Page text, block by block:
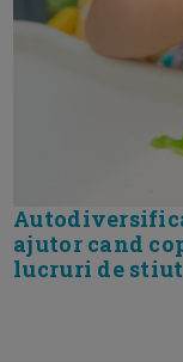
ajutor cand
lucruri de stiut